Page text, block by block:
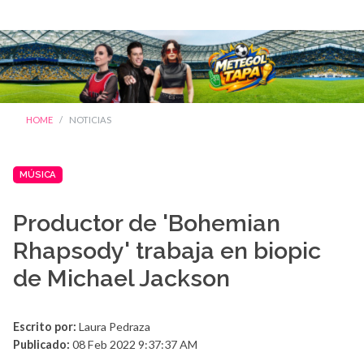
HOME NOTICIAS
MÚSICA
Productor de 'Bohemian
Rhapsody' trabaja en biopic
de Michael Jackson
Escrito por: Laura Pedraza
Publicado: 08 Feb 2022 9:37:37 AM